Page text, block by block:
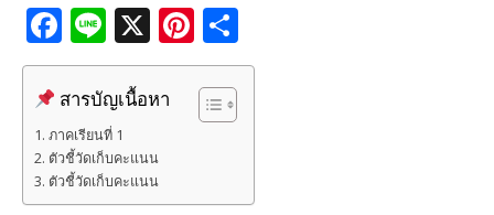
F
a
c
e
b
o
Li
n
e
X Pi
n
te
r
st
h
สารบัญเนื้อหา
ภาคเรียนที่ 1
ตัวชี้วัดเก็บคะแนน
ตัวชี้วัดเก็บคะแนน